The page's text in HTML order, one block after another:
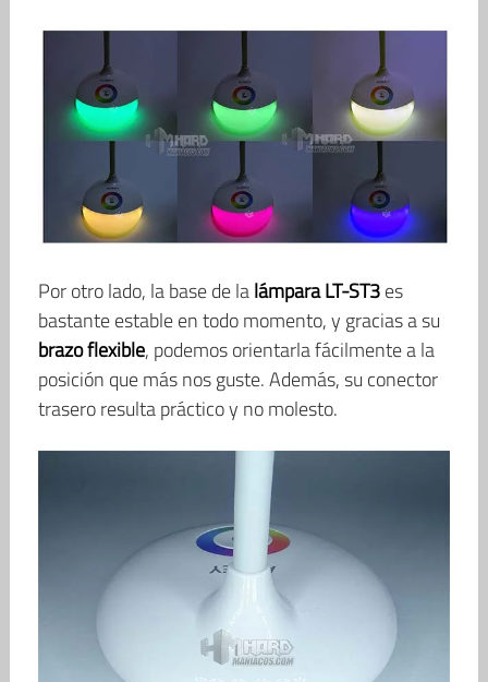
Por otro lado, la base de lalámpara LT-ST3es
bastante estable en todo momento, y gracias a su
brazo flexible, podemos orientarla fácilmente a la
posición que más nos guste. Además, su conector
trasero resulta práctico y no molesto.